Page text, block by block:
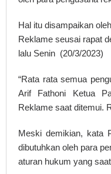
Hal itu disampaikan
Reklame seusai rapat
lalu Senin (20/3/2023)
“Rata rata semua
Arif Fathoni Ketua
Reklame saat ditemui.
Meski demikian, kata
dibutuhkan oleh para
aturan hukum yang